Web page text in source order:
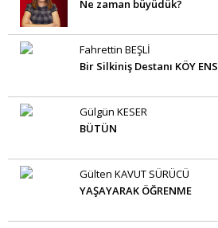
Ne zaman büyüdük?
Fahrettin BEŞLİ
Bir Silkiniş Destanı KÖY
Gülgün KESER
BÜTÜN
Gülten KAVUT SÜRÜCÜ
YAŞAYARAK ÖĞRENME